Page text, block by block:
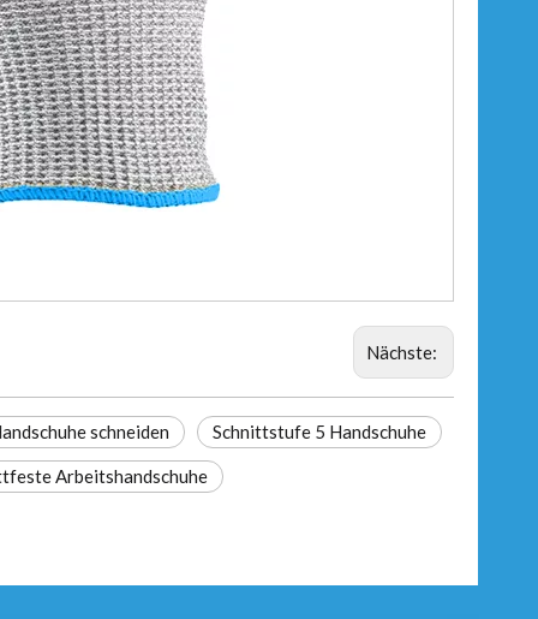
Nächste:
schneiden Schnittstufe 5 Handschuhe
Arbeitshandschuhe